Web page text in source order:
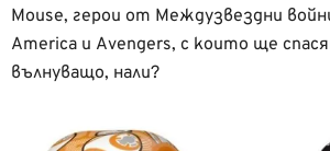
Mouse, герои от Междузвездни
America и Avengers, с които ще
вълнуващо, нали?